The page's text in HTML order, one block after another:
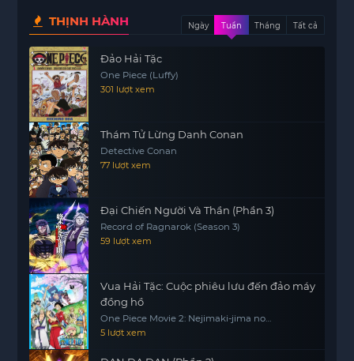
THỊNH HÀNH Ngày Tuần Tháng Tất cả
Đảo Hải Tặc
One Piece (Luffy)
301 lượt xem
Thám Tử Lừng Danh Conan
Detective Conan
77 lượt xem
Đại Chiến Người Và Thần (Phần 3)
Record of Ragnarok (Season 3)
59 lượt xem
Vua Hải Tặc: Cuộc phiêu lưu đến đảo máy
đồng hồ
One Piece Movie 2: Nejimaki-jima no
Daibouken, One Piece: Nejimakijima no
Bouken, One Piece: Nejimaki Shima no
5 lượt xem